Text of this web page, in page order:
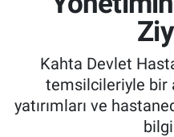
Kahta Devlet
temsilcileriyle bir
yatırımları ve
Bölge Haberleri
Gündem
Asayiş
Süper Lig Puan
Tüm Manşetler
Son Dakika Haberleri